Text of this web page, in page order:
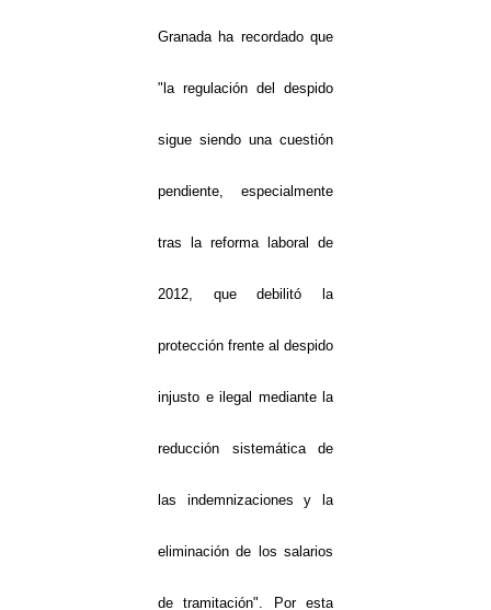
Granada ha recordado que
"la regulación del despido
sigue siendo una cuestión
pendiente, especialmente
tras la reforma laboral de
2012, que debilitó la
protección frente al despido
injusto e ilegal mediante la
reducción sistemática de
las indemnizaciones y la
eliminación de los salarios
de tramitación". Por esta